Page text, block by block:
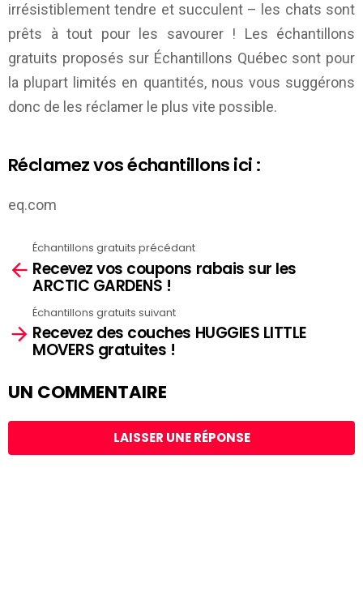
irrésistiblement tendre et succulent – les chats sont
prêts à tout pour les savourer ! Les échantillons
gratuits proposés sur Échantillons Québec sont pour
la plupart limités en quantités, nous vous suggérons
donc de les réclamer le plus vite possible.
Réclamez vos échantillons ici :
eq.com
more
Échantillons gratuits précédant
Recevez vos coupons rabais sur les
ARCTIC GARDENS !
Échantillons gratuits suivant
Recevez des couches HUGGIES LITTLE
MOVERS gratuites !
UN COMMENTAIRE
LAISSER UNE RÉPONSE